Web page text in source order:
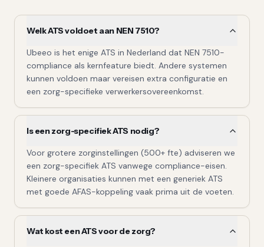
Welk ATS voldoet aan NEN 7510?
Ubeeo is het enige ATS in Nederland dat NEN 7510-
compliance als kernfeature biedt. Andere systemen
kunnen voldoen maar vereisen extra configuratie en
een zorg-specifieke verwerkersovereenkomst.
Is een zorg-specifiek ATS nodig?
Voor grotere zorginstellingen (500+ fte) adviseren we
een zorg-specifiek ATS vanwege compliance-eisen.
Kleinere organisaties kunnen met een generiek ATS
met goede AFAS-koppeling vaak prima uit de voeten.
Wat kost een ATS voor de zorg?